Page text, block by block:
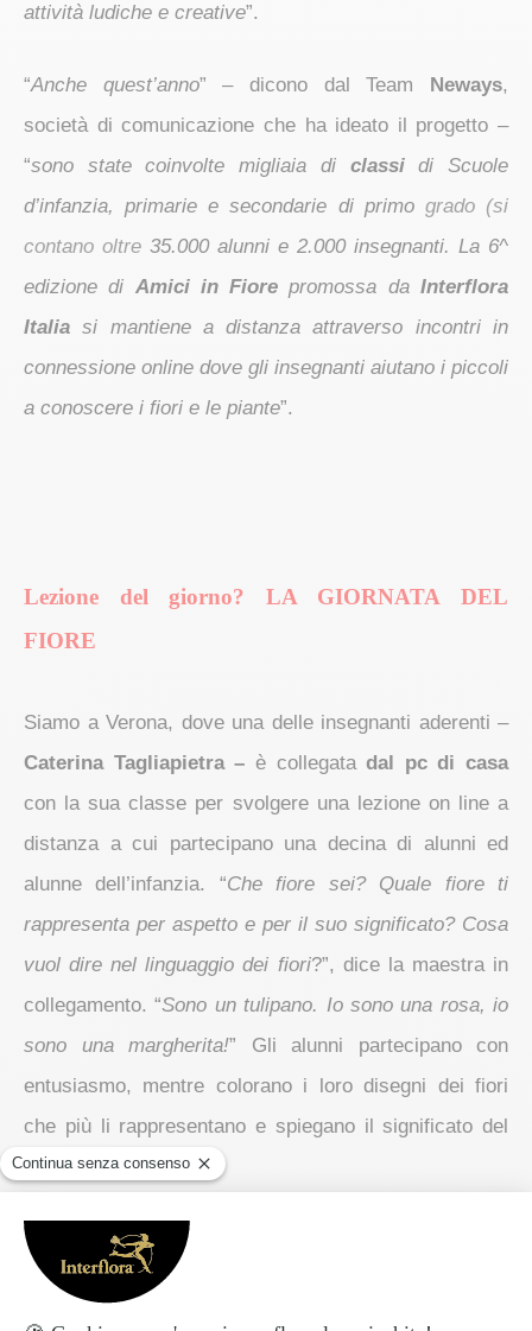
attività ludiche e creative”.
“Anche quest’anno” – dicono dal Team Neways,
società di comunicazione che ha ideato il progetto –
“sono state coinvolte migliaia di classidi Scuole
d’infanzia, primarie e secondarie di primo grado (si
contano oltre 35.000 alunni e 2.000 insegnanti. La 6^
edizione di Amici in Fiorepromossa daInterflora
Italia si mantiene a distanza attraverso incontri in
connessione online dove gli insegnanti aiutano i piccoli
a conoscere i fiori e le piante”.
Lezione del giorno? LA GIORNATA DEL
FIORE
Siamo a Verona, dove una delle insegnanti aderenti –
Caterina Tagliapietra – è collegatadal pc di casa
con la sua classe per svolgere una lezione on line a
distanza a cui partecipano una decina di alunni ed
alunne
dell’infanzia. “Che fiore sei? Quale fiore ti
rappresenta per aspetto e per il suo significato? Cosa
vuol dire nel linguaggio dei fiori?”, dice la maestra in
collegamento. “Sono un tulipano. Io sono una rosa, io
sono una margherita!” Gli alunni partecipano con
entusiasmo, mentre colorano i loro disegni dei fiori
che più li rappresentano e spiegano il significato del
fiore scelto.
la video call, tra applausi e complimenti da parte
dell’insegnante e degli studenti. C’è chi ha colto un